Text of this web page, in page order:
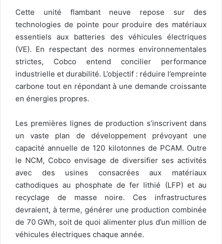
Cette unité flambant neuve repose sur des
technologies de pointe pour produire des matériaux
essentiels aux batteries des véhicules électriques
(VE). En respectant des normes environnementales
strictes, Cobco entend concilier performance
industrielle et durabilité. L’objectif : réduire l’empreinte
carbone tout en répondant à une demande croissante
en énergies propres.
Les premières lignes de production s’inscrivent dans
un vaste plan de développement prévoyant une
capacité annuelle de 120 kilotonnes de PCAM. Outre
le NCM, Cobco envisage de diversifier ses activités
avec des usines consacrées aux matériaux
cathodiques au phosphate de fer lithié (LFP) et au
recyclage de masse noire. Ces infrastructures
devraient, à terme, générer une production combinée
de 70 GWh, soit de quoi alimenter plus d’un million de
véhicules électriques chaque année.